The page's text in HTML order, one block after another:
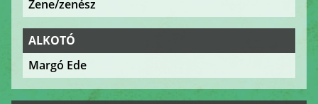
Zene/zenész
ALKOTÓ
Margó Ede